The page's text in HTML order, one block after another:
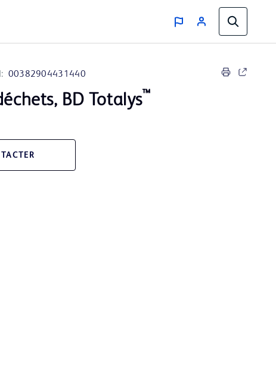
00382904431440
BD Totalys™